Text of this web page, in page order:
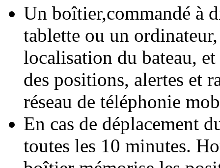
Un boîtier,commandé à
tablette ou un
localisation du bateau,
des positions, alertes et
réseau de téléphonie
En cas de déplacement
toutes les 10 minutes.